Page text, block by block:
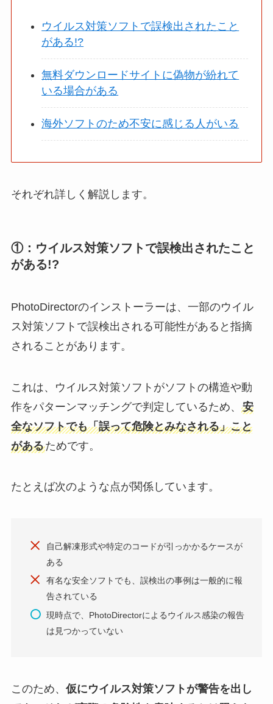
ウイルス対策ソフトで誤検出されたこと
がある!?
無料ダウンロードサイトに偽物が紛れて
いる場合がある
海外ソフトのため不安に感じる人がいる
それぞれ詳しく解説します。
①：ウイルス対策ソフトで誤検出されたこと
がある!?
PhotoDirectorのインストーラーは、一部のウイル
ス対策ソフトで誤検出される可能性があると指摘
されることがあります。
これは、ウイルス対策ソフトがソフトの構造や動
作をパターンマッチングで判定しているため、 安
全なソフトでも「誤って危険とみなされる」こと
があるためです。
たとえば次のような点が関係しています。
自己解凍形式や特定のコードが引っかかるケースが
ある
有名な安全ソフトでも、誤検出の事例は一般的に報
告されている
現時点で、PhotoDirectorによるウイルス感染の報告
は見つかっていない
このため、 仮にウイルス対策ソフトが警告を出し